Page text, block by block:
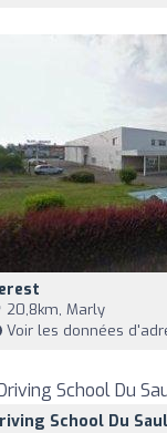
20,8km, Marly
Voir les données
School Du